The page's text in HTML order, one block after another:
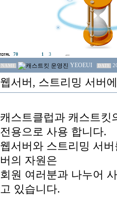
70 1 3
NAME YEOEUI DATE
웹서버, 스트리밍 서버
캐스트클럽과 캐스트킷
전용으로 사용 합니다.
웹서버와 스트리밍 서
버의 자원은
회원 여러분과 나누어
고 있습니다.